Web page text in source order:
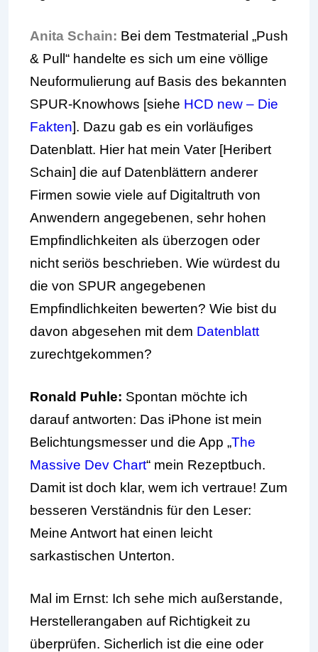
Anita Schain: Bei dem Testmaterial „Push
& Pull“ handelte es sich um eine völlige
Neuformulierung auf Basis des bekannten
SPUR-Knowhows [siehe HCD new – Die
Fakten]. Dazu gab es ein vorläufiges
Datenblatt. Hier hat mein Vater [Heribert
Schain] die auf Datenblättern anderer
Firmen sowie viele auf Digitaltruth von
Anwendern angegebenen, sehr hohen
Empfindlichkeiten als überzogen oder
nicht seriös beschrieben. Wie würdest du
die von SPUR angegebenen
Empfindlichkeiten bewerten? Wie bist du
davon abgesehen mit dem Datenblatt
zurechtgekommen?
Ronald Puhle: Spontan möchte ich
darauf antworten: Das iPhone ist mein
Belichtungsmesser und die App „The
Massive Dev Chart“ mein Rezeptbuch.
Damit ist doch klar, wem ich vertraue! Zum
besseren Verständnis für den Leser:
Meine Antwort hat einen leicht
sarkastischen Unterton.
Mal im Ernst: Ich sehe mich außerstande,
Herstellerangaben auf Richtigkeit zu
überprüfen. Sicherlich ist die eine oder